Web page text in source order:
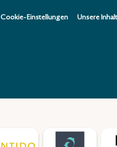
Cookie-Einstellungen Unsere